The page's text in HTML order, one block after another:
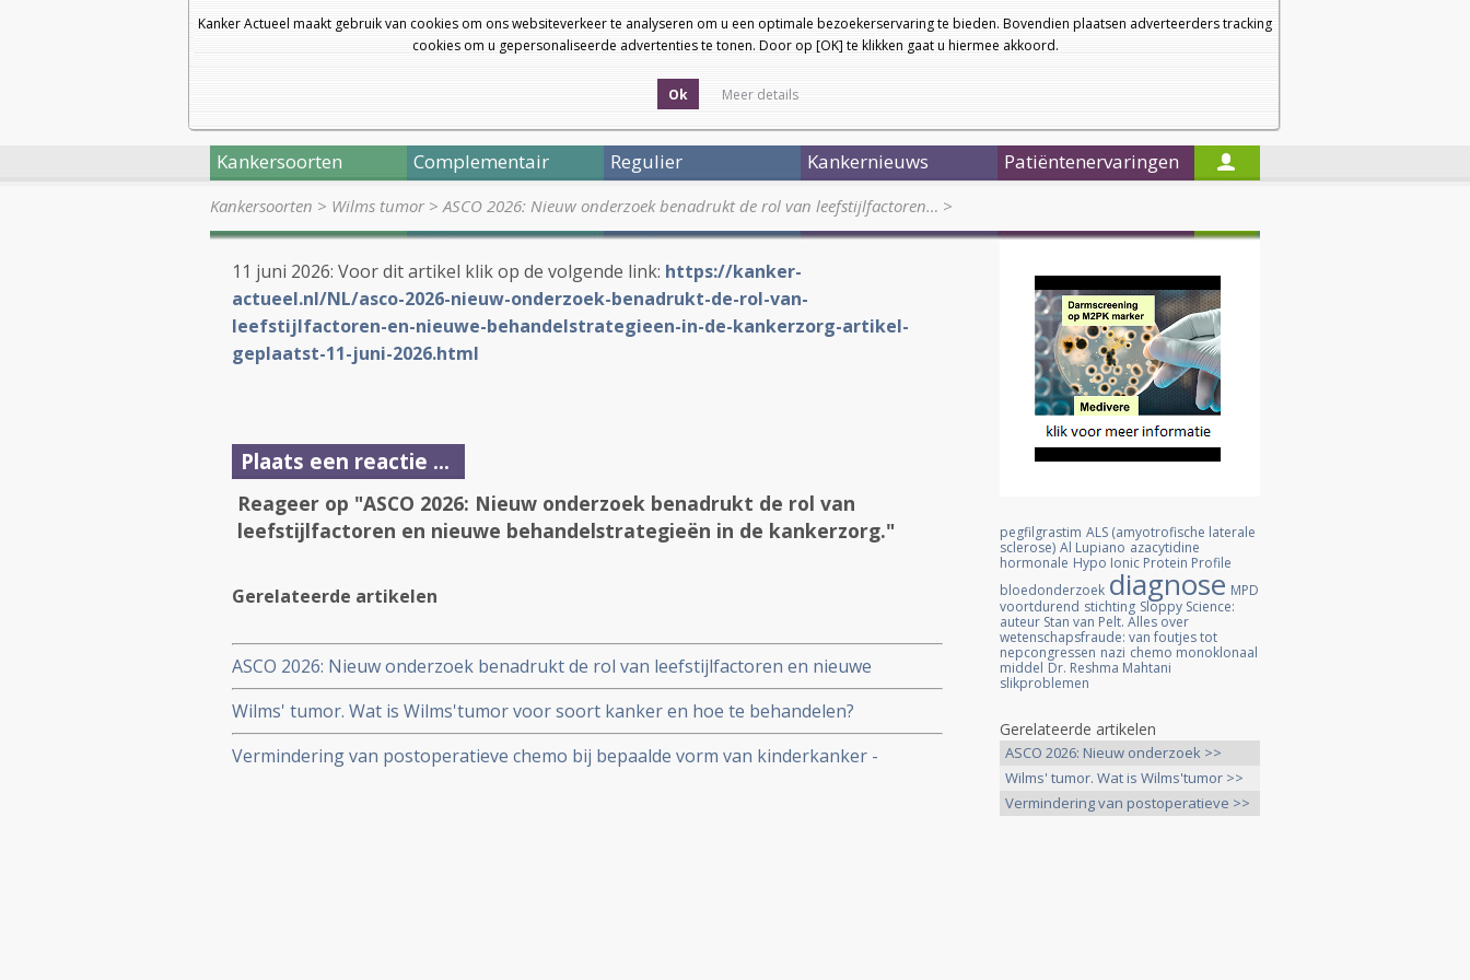
Kanker Actueel maakt gebruik van cookies om ons websiteverkeer te analyseren om u een optimale bezoekerservaring te bieden. Bovendien plaatsen adverteerders tracking
cookies om u gepersonaliseerde advertenties te tonen. Door op [OK] te klikken gaat u hiermee akkoord.
Ok Meer details
a
a
Nieuwsbrief
Startpagina
Kankersoorten Complementair Regulier Kankernieuws Patiëntenervaringen
Kankersoorten > Wilms tumor>ASCO 2026: Nieuw onderzoek benadrukt de rol van leefstijlfactoren… >
11 juni 2026: Voor dit artikel klik op de volgende link: https://kanker-
actueel.nl/NL/asco-2026-nieuw-onderzoek-benadrukt-de-rol-van-
leefstijlfactoren-en-nieuwe-behandelstrategieen-in-de-kankerzorg-artikel-
geplaatst-11-juni-2026.html
Plaats een reactie ...
Reageer op "ASCO 2026: Nieuw onderzoek benadrukt de rol van
leefstijlfactoren en nieuwe behandelstrategieën in de kankerzorg."
Gerelateerde artikelen
ASCO 2026: Nieuw onderzoek benadrukt de rol van leefstijlfactoren en nieuwe
behandelstrategieën in de kankerzorg.
Wilms' tumor. Wat is Wilms'tumor voor soort kanker en hoe te behandelen?
Vermindering van postoperatieve chemo bij bepaalde vorm van kinderkanker -
pegfilgrastim ALS (amyotrofische laterale
sclerose) Al Lupiano azacytidine
hormonale Hypo Ionic Protein Profile
bloedonderzoek diagnose MPD
voortdurend stichting Sloppy Science:
auteur Stan van Pelt. Alles over
wetenschapsfraude: van foutjes tot
nepcongressen nazi chemo monoklonaal
middel Dr. Reshma Mahtani
slikproblemen
Gerelateerde artikelen
ASCO 2026: Nieuw onderzoek >>
Wilms' tumor. Wat is Wilms'tumor >>
Vermindering van postoperatieve >>